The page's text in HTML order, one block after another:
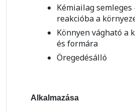
Kémiailag semleges
reakcióba a
Könnyen vágható a
és formára
Öregedésálló
Alkalmazása